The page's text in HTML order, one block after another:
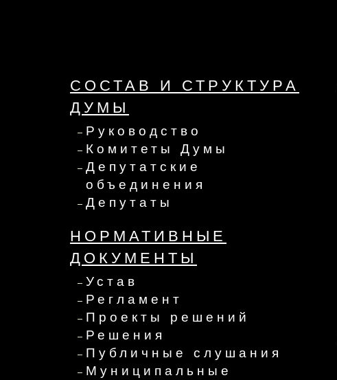
СОСТАВ И СТРУКТУРА
ДУМЫ
Руководство
Комитеты Думы
Депутатские
объединения
Депутаты
НОРМАТИВНЫЕ
ДОКУМЕНТЫ
Устав
Регламент
Проекты решений
Решения
Публичные слушания
Муниципальные